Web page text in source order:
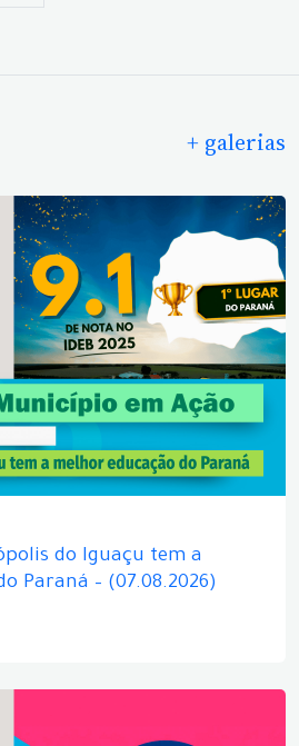
+ galerias
do Iguaçu tem a
Paraná – (07.08.2026)